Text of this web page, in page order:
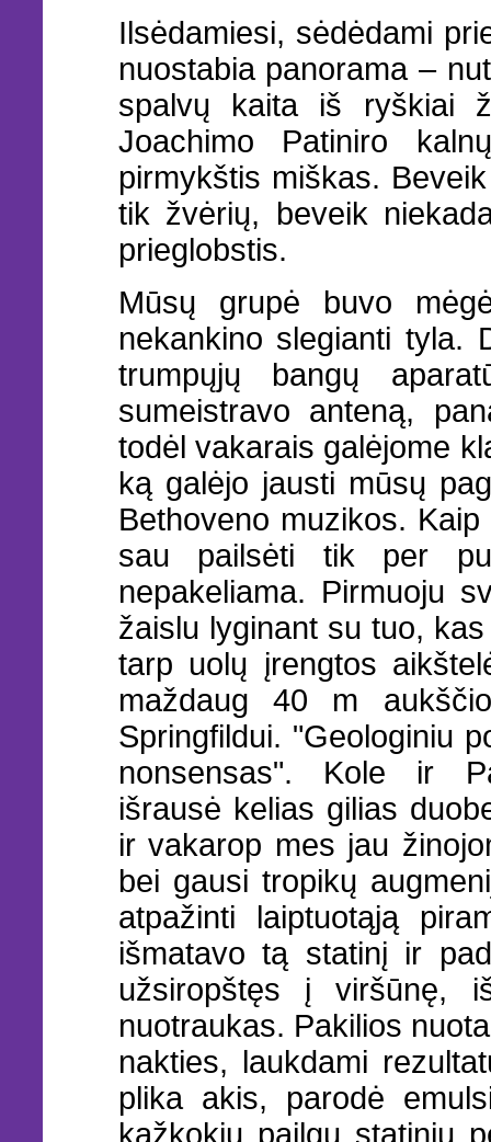
Ilsėdamiesi, sėdėdami
nuostabia panorama –
spalvų kaita iš ryškiai
Joachimo Patiniro
pirmykštis miškas.
tik žvėrių, beveik
prieglobstis.
Mūsų grupė buvo
nekankino slegianti tyla.
trumpųjų bangų
sumeistravo anteną,
todėl vakarais galėjome
ką galėjo jausti mūsų
Bethoveno muzikos.
sau pailsėti tik per
nepakeliama. Pirmuoju
žaislu lyginant su tuo,
tarp uolų įrengtos
maždaug 40 m
Springfildui. "Geologiniu
nonsensas". Kole ir
išrausė kelias gilias
ir vakarop mes jau
bei gausi tropikų
atpažinti laiptuotąją
išmatavo tą statinį ir
užsiropštęs į viršūnę,
nuotraukas. Pakilios
nakties, laukdami
plika akis, parodė
kažkokių pailgų statinių